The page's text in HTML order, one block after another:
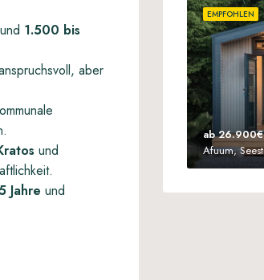
1.500 bis
aber
und
Jahre und
EMPFOHLEN
ab 26.900€